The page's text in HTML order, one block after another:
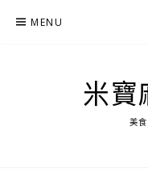
MENU
米寶
美